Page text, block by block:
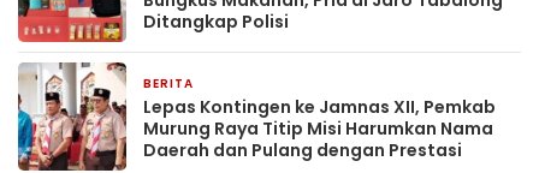
Ditangkap Polisi
BERITA
Lepas Kontingen ke Jamnas XII, Pemkab
Murung Raya Titip Misi Harumkan Nama
Daerah dan Pulang dengan Prestasi